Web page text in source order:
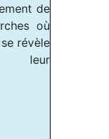
de
où
révèle
leur